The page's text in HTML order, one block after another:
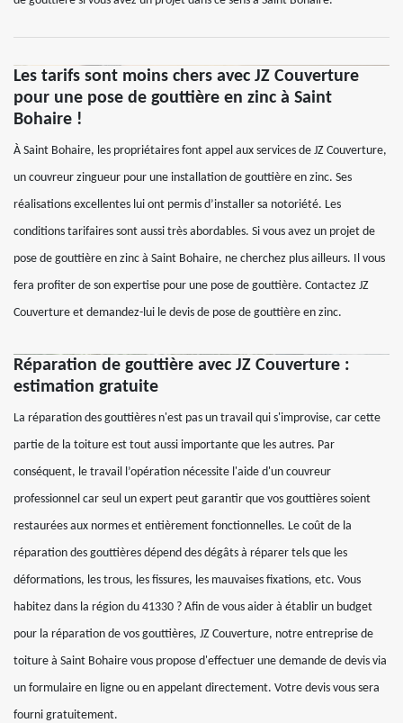
Les tarifs sont moins chers avec JZ Couverture
pour une pose de gouttière en zinc à Saint
Bohaire !
À Saint Bohaire, les propriétaires font appel aux services de JZ Couverture,
un couvreur zingueur pour une installation de gouttière en zinc. Ses
réalisations excellentes lui ont permis d’installer sa notoriété. Les
conditions tarifaires sont aussi très abordables. Si vous avez un projet de
pose de gouttière en zinc à Saint Bohaire, ne cherchez plus ailleurs. Il vous
fera profiter de son expertise pour une pose de gouttière. Contactez JZ
Couverture et demandez-lui le devis de pose de gouttière en zinc.
Réparation de gouttière avec JZ Couverture :
estimation gratuite
La réparation des gouttières n'est pas un travail qui s'improvise, car cette
partie de la toiture est tout aussi importante que les autres. Par
conséquent, le travail l’opération nécessite l'aide d'un couvreur
professionnel car seul un expert peut garantir que vos gouttières soient
restaurées aux normes et entièrement fonctionnelles. Le coût de la
réparation des gouttières dépend des dégâts à réparer tels que les
déformations, les trous, les fissures, les mauvaises fixations, etc. Vous
habitez dans la région du 41330 ? Afin de vous aider à établir un budget
pour la réparation de vos gouttières, JZ Couverture, notre entreprise de
toiture à Saint Bohaire vous propose d'effectuer une demande de devis via
un formulaire en ligne ou en appelant directement. Votre devis vous sera
fourni gratuitement.